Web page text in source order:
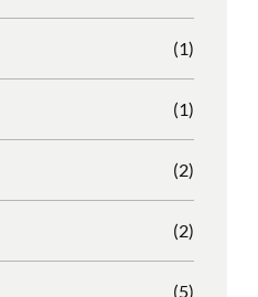
(1)
(1)
(2)
(2)
(5)